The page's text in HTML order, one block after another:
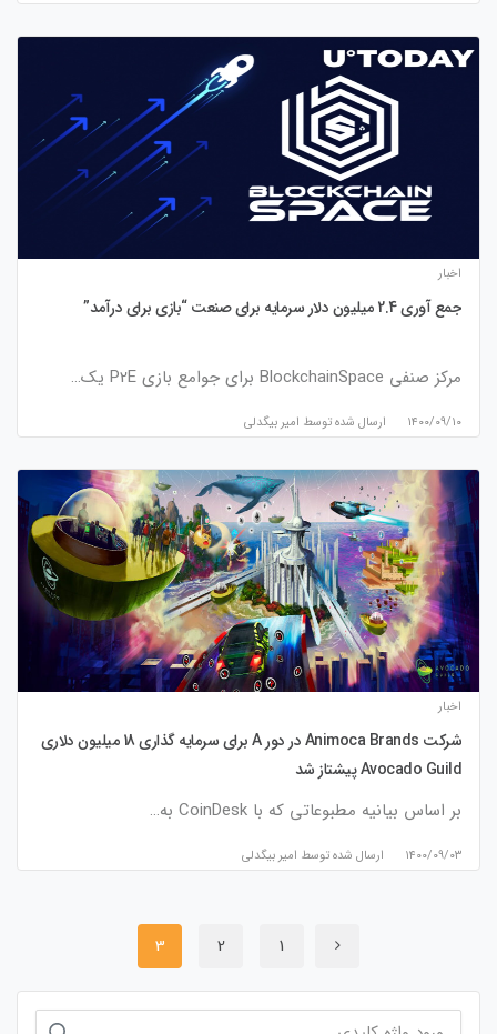
اخبار
جمع آوری 2.4 میلیون دلار سرمایه برای صنعت “بازی برای درآمد”
مرکز صنفی BlockchainSpace برای جوامع بازی P2E یک…
۱۴۰۰/۰۹/۱۰ ارسال شده توسط امیر بیگدلی
اخبار
شرکت Animoca Brands در دور A برای سرمایه گذاری 18 میلیون دلاری
Avocado Guild پیشتاز شد
بر اساس بیانیه مطبوعاتی که با CoinDesk به…
۱۴۰۰/۰۹/۰۳ ارسال شده توسط امیر بیگدلی
1
2
3